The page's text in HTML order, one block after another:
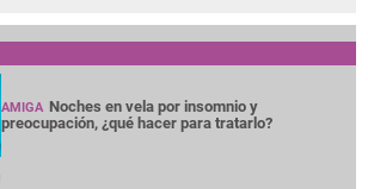
AMIGA Noches en vela por insomnio y
preocupación, ¿qué hacer para tratarlo?